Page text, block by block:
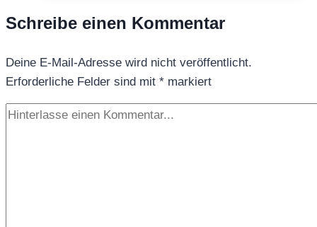
Schreibe einen Kommentar
Deine E-Mail-Adresse wird nicht veröffentlicht.
Erforderliche Felder sind mit * markiert